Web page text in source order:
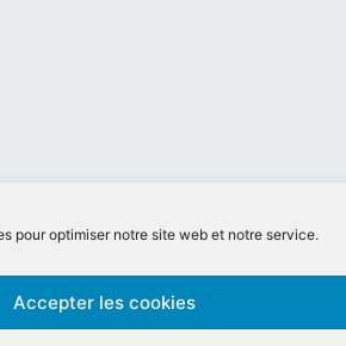
pour optimiser notre site web et notre service.
Accepter les cookies